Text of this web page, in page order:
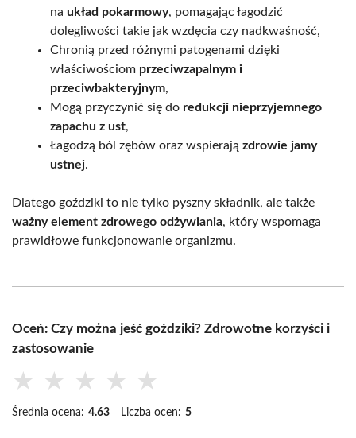
na układ pokarmowy, pomagając łagodzić
dolegliwości takie jak wzdęcia czy nadkwaśność,
Chronią przed różnymi patogenami dzięki
właściwościom przeciwzapalnym i
przeciwbakteryjnym,
Mogą przyczynić się do redukcji nieprzyjemnego
zapachu z ust,
Łagodzą ból zębów oraz wspierają zdrowie jamy
ustnej.
Dlatego goździki to nie tylko pyszny składnik, ale także
ważny element zdrowego odżywiania, który wspomaga
prawidłowe funkcjonowanie organizmu.
Oceń: Czy można jeść goździki? Zdrowotne korzyści i
zastosowanie
★ ★ ★ ★ ★
Średnia ocena: 4.63 Liczba ocen: 5